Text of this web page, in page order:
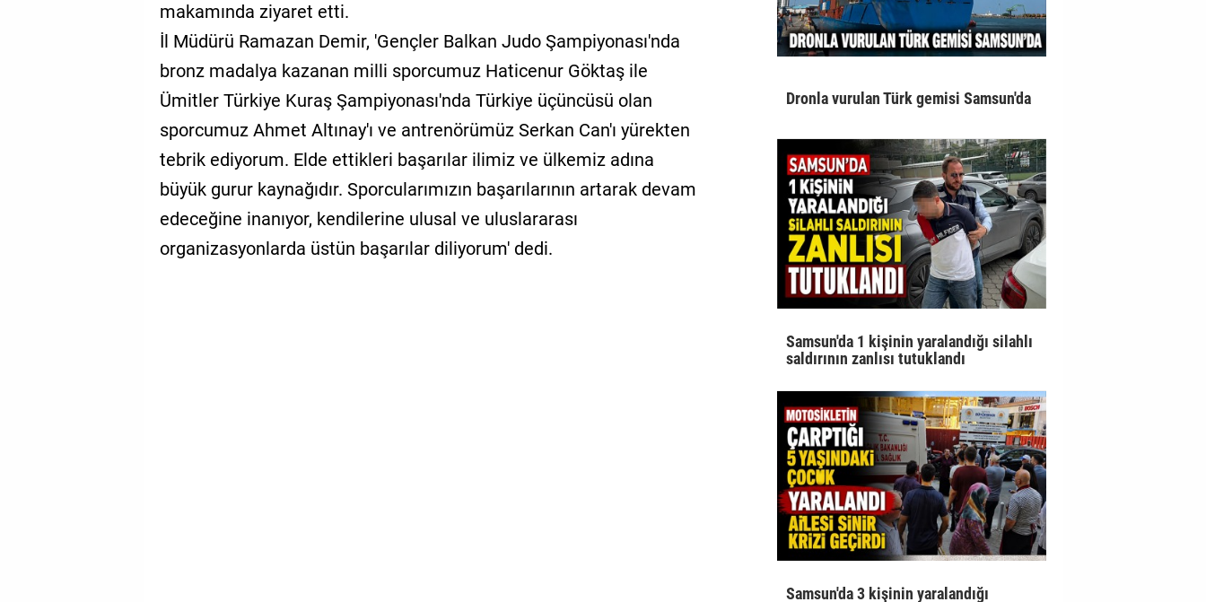
makamında ziyaret etti.
İl Müdürü Ramazan Demir, 'Gençler Balkan Judo Şampiyonası'nda
bronz madalya kazanan milli sporcumuz Haticenur Göktaş ile
Ümitler Türkiye Kuraş Şampiyonası'nda Türkiye üçüncüsü olan
sporcumuz Ahmet Altınay'ı ve antrenörümüz Serkan Can'ı yürekten
tebrik ediyorum. Elde ettikleri başarılar ilimiz ve ülkemiz adına
büyük gurur kaynağıdır. Sporcularımızın başarılarının artarak devam
edeceğine inanıyor, kendilerine ulusal ve uluslararası
organizasyonlarda üstün başarılar diliyorum' dedi.
Dronla vurulan Türk gemisi Samsun'da
Samsun'da 1 kişinin yaralandığı silahlı
saldırının zanlısı tutuklandı
Samsun'da 3 kişinin yaralandığı